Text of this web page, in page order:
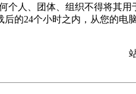
个人、团体、组织不得将其
的24个小时之内，从您的电